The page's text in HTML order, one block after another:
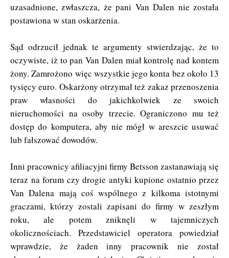
uzasadnione, zwłaszcza, że pani Van Dalen nie została
postawiona w stan oskarżenia.
Sąd odrzucił jednak te argumenty stwierdzając, że to
oczywiste, iż to pan Van Dalen miał kontrolę nad kontem
żony. Zamrożono więc wszystkie jego konta bez około 13
tysięcy euro. Oskarżony otrzymał też zakaz przenoszenia
praw własności do jakichkolwiek ze swoich
nieruchomości na osoby trzecie. Ograniczono mu też
dostęp do komputera, aby nie mógł w areszcie usuwać
lub fałszować dowodów.
Inni pracownicy afiliacyjni firmy Betsson zastanawiają się
teraz na forum czy drogie antyki kupione ostatnio przez
Van Dalena mają coś wspólnego z kilkoma istotnymi
graczami, którzy zostali zapisani do firmy w zeszłym
roku, ale potem zniknęli w tajemniczych
okolicznościach. Przedstawiciel operatora powiedział
wprawdzie, że żaden inny pracownik nie został